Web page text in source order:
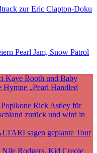
zur Eric Clapton-Doku
Pearl Jam, Snow Patrol
Kaye Booth und Baby
„Pearl Handled
Rick Astley für
zurück und wird in
sagen geplante Tour
Rodgers, Kid Creole